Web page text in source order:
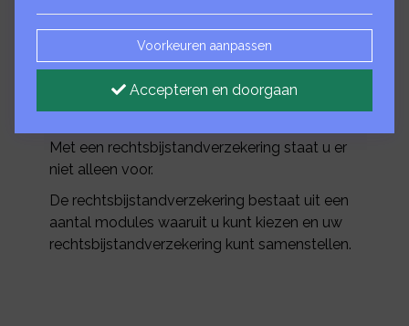
Met een rechtsbijstandverzekering bent u
verzekerd tegen de kosten van juridische hulp
bij een geschil. Een juridisch geschil kan altijd
en onverwachts ontstaan. Denk aan een
meningsverschil met uw huisbaas, op de
Met een rechtsbijstandverzekering staat u er
niet alleen voor.
De rechtsbijstandverzekering bestaat uit een
aantal modules waaruit u kunt kiezen en uw
rechtsbijstandverzekering kunt samenstellen.
Voorkeuren aanpassen
Accepteren en doorgaan